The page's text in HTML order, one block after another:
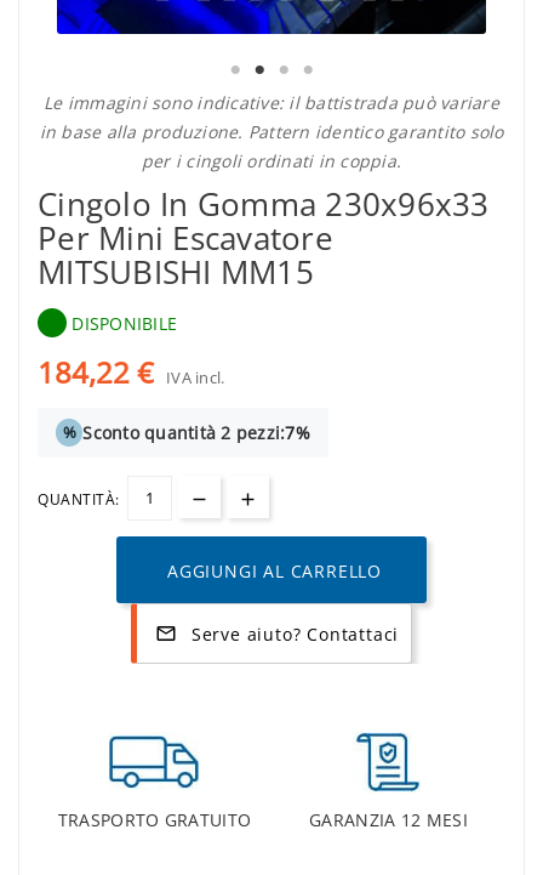
Le immagini sono indicative: il battistrada può variare
in base alla produzione. Pattern identico garantito solo
per i cingoli ordinati in coppia.
Cingolo In Gomma 230x96x33
Per Mini Escavatore
MITSUBISHI MM15
DISPONIBILE
184,22 € IVA incl.
% Sconto quantità 2 pezzi:7%
QUANTITÀ:
AGGIUNGI AL CARRELLO
mail_outline Serve aiuto? Contattaci
TRASPORTO GRATUITO GARANZIA 12 MESI